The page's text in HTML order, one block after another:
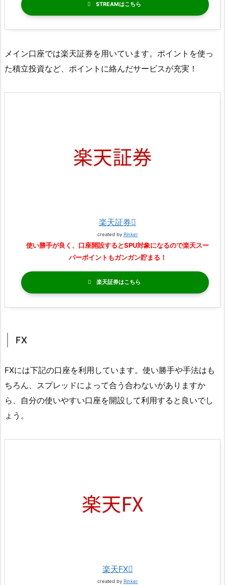
STREAM
メイン口座では楽天証券を用いています。ポイントを使っ
た積立投資など、ポイントに絡んだサービスが充実！
楽天証券
created by Rinker
使い勝手が良く、口座開設するとSPU対象になるので楽天スー
パーポイントもガンガン貯まる！
楽天証券
FX
FXには下記の口座を利用しています。使い勝手や手法はも
ちろん、スプレッドによって合う合わないがありますか
ら、自分の使いやすい口座を開設して利用すると良いでし
ょう。
楽天FX
created by Rinker